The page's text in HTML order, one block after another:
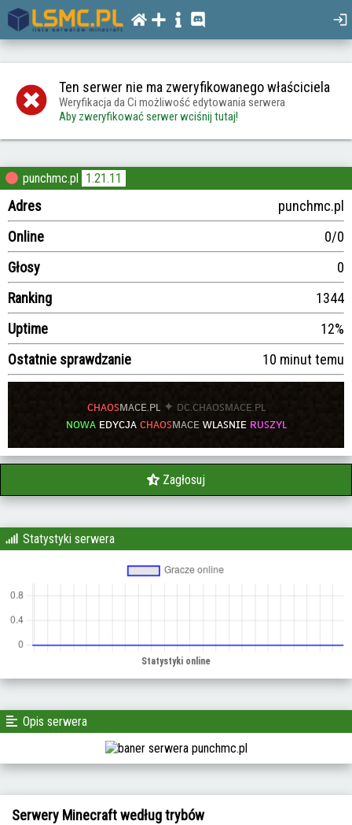
Ten serwer nie ma zweryfikowanego właściciela
Weryfikacja da Ci możliwość edytowania serwera
Aby zweryfikować serwer wciśnij tutaj!
punchmc.pl 1.21.11
Adres
punchmc.pl
Online
0/0
Głosy
0
Ranking
1344
Uptime
12%
Ostatnie sprawdzanie
10 minut temu
ᴄʜᴀᴏꜱᴍᴀᴄᴇ.ᴘʟ ✦ ᴅᴄ.ᴄʜᴀᴏꜱᴍᴀᴄᴇ.ᴘʟ
ɴᴏᴡᴀ ᴇᴅʏᴄᴊᴀ ᴄʜᴀᴏꜱᴍᴀᴄᴇ ᴡʟᴀꜱɴɪᴇ ʀᴜꜱᴢʏʟ
Zagłosuj
Statystyki serwera
Opis serwera
Serwery Minecraft według trybów